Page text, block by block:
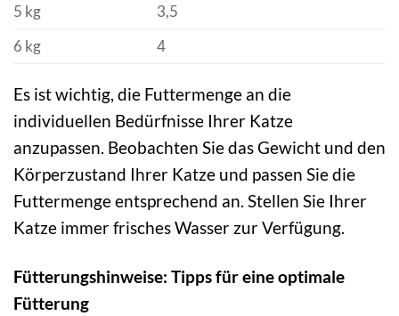
5 kg
3,5
6 kg
4
Es ist wichtig, die Futtermenge an die
individuellen Bedürfnisse Ihrer Katze
anzupassen. Beobachten Sie das Gewicht und den
Körperzustand Ihrer Katze und passen Sie die
Futtermenge entsprechend an. Stellen Sie Ihrer
Katze immer frisches Wasser zur Verfügung.
Fütterungshinweise: Tipps für eine optimale
Fütterung